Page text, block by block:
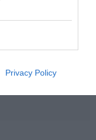
Privacy Policy